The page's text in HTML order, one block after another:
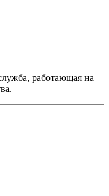
работающая на